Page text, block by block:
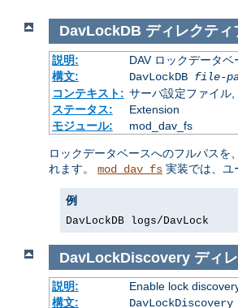
DavLockDB ディレクティ
説明:
DAV ロックデータベ
構文:
DavLockDB file-
コンテキスト: サーバ設定ファイル,
ステータス:
Extension
モジュール:
mod_dav_fs
ロックデータベースへのフルパスを
れます。 mod_dav_fs 実装では、ユ
例
DavLockDB logs/DavLock
DavLockDiscovery ディ
説明:
Enable lock
構文: